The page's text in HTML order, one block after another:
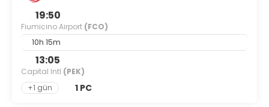
19:50
Fiumicino Airport (FCO)
10h 15m
13:05
Capital Intl (PEK)
+1 gün
1 PC